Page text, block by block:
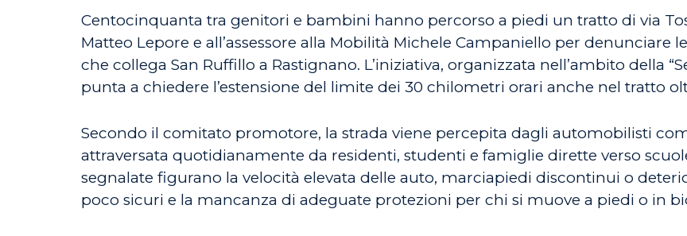
Centocinquanta tra genitori e bambini hanno percorso a piedi un tratto di via
Matteo Lepore e all’assessore alla Mobilità Michele Campaniello per denunciare
che collega San Ruffillo a Rastignano. L’iniziativa, organizzata nell’ambito della
punta a chiedere l’estensione del limite dei 30 chilometri orari anche nel tratto
Secondo il comitato promotore, la strada viene percepita dagli automobilisti
attraversata quotidianamente da residenti, studenti e famiglie dirette verso
segnalate figurano la velocità elevata delle auto, marciapiedi discontinui o
poco sicuri e la mancanza di adeguate protezioni per chi si muove a piedi o in